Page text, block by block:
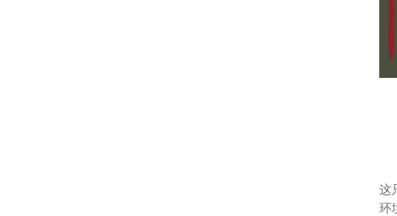
这
环